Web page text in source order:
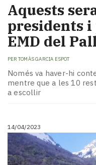
Aquests
presidents i
EMD del
PER TOMÀS GARCIA ESPOT
Només va haver-hi
mentre que a les 10
a escollir
14/04/2023